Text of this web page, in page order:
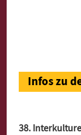
Infos zu
38.